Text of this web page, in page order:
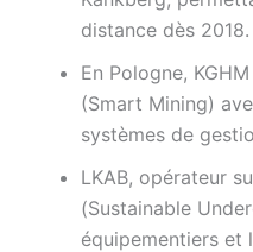
distance dès 2018.
En Pologne,
(Smart Mining)
systèmes de
LKAB, opérateur
(Sustainable
équipementiers et